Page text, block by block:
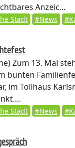
Anzeic...
Stadt #News
Zum 13. Mal
bunten
im Tollhaus
Stadt #News